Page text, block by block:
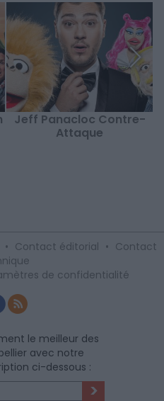
Jeff Panacloc Contre-
Attaque
• Contact éditorial • Contact
de confidentialité
le meilleur des
avec notre
ci-dessous :
>